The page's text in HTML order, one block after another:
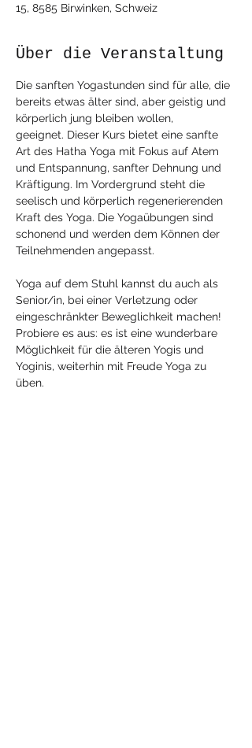
15, 8585 Birwinken, Schweiz
Über die Veranstaltung
Die sanften Yogastunden sind für alle, die
bereits etwas älter sind, aber geistig und
körperlich jung bleiben wollen,
geeignet. Dieser Kurs bietet eine sanfte
Art des Hatha Yoga mit Fokus auf Atem
und Entspannung, sanfter Dehnung und
Kräftigung. Im Vordergrund steht die
seelisch und körperlich regenerierenden
Kraft des Yoga. Die Yogaübungen sind
schonend und werden dem Können der
Teilnehmenden angepasst.
Yoga auf dem Stuhl kannst du auch als
Senior/in, bei einer Verletzung oder
eingeschränkter Beweglichkeit machen!
Probiere es aus: es ist eine wunderbare
Möglichkeit für die älteren Yogis und
Yoginis, weiterhin mit Freude Yoga zu
üben.